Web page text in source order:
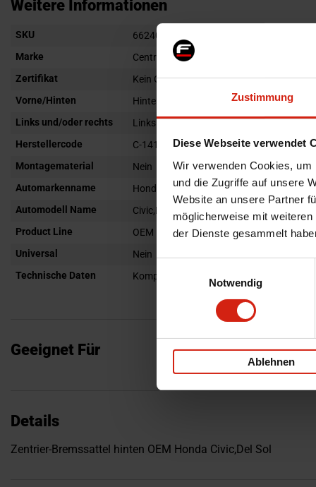
Zustimmung
Diese Webseite verwendet
Wir verwenden Cookies,
und die Zugriffe auf unsere
Website an unsere Partner
möglicherweise mit
der Dienste gesammelt
Notwendig
Ablehnen
Bildgalerie
springen
Weitere Informationen
Weitere
SKU
66240
Marke
Centric
Zertifikat
Kein Gutachten oder ABE
Vorne/Hinten
Hinten
Links und/oder rechts
Links
Herstellercode
C-141.40532
Montagematerial
Nein
Automarkenname
Honda
Automodell Name
Civic,Del Sol
Product Line
OEM
Universal
Nein
Technische Daten
Kompletter Bremssattel inklusive
Geeignet Für
Details
Zentrier-Bremssattel hinten OEM Honda Civic,Del Sol